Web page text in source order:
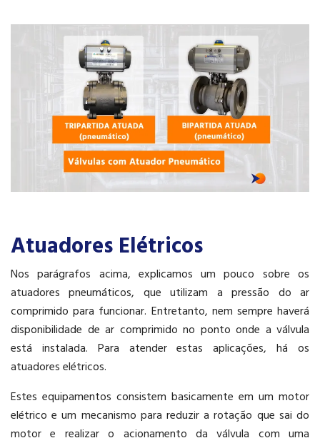
Atuadores Elétricos
Nos parágrafos acima, explicamos um pouco sobre os
atuadores pneumáticos, que utilizam a pressão do ar
comprimido para funcionar. Entretanto, nem sempre haverá
disponibilidade de ar comprimido no ponto onde a válvula
está instalada. Para atender estas aplicações, há os
atuadores elétricos.
Estes equipamentos consistem basicamente em um motor
elétrico e um mecanismo para reduzir a rotação que sai do
motor e realizar o acionamento da válvula com uma